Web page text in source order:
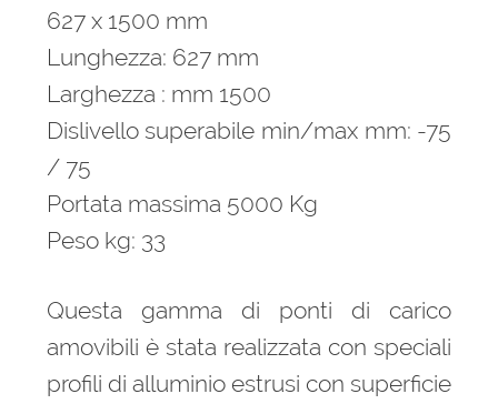
627 x 1500 mm
Lunghezza: 627 mm
Larghezza : mm 1500
Dislivello superabile min/max mm: -75
/ 75
Portata massima 5000 Kg
Peso kg: 33
Questa gamma di ponti di carico
amovibili è stata realizzata con speciali
profili di alluminio estrusi con superficie